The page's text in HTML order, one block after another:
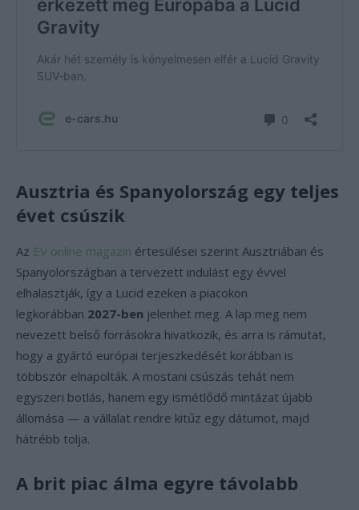
Ausztria és Spanyolország egy teljes
évet csúszik
Az EV online magazin értesülései szerint Ausztriában és
Spanyolországban a tervezett indulást egy évvel
elhalasztják, így a Lucid ezeken a piacokon
legkorábban 2027-ben jelenhet meg. A lap meg nem
nevezett belső forrásokra hivatkozik, és arra is rámutat,
hogy a gyártó európai terjeszkedését korábban is
többször elnapolták. A mostani csúszás tehát nem
egyszeri botlás, hanem egy ismétlődő mintázat újabb
állomása — a vállalat rendre kitűz egy dátumot, majd
hátrébb tolja.
A brit piac álma egyre távolabb